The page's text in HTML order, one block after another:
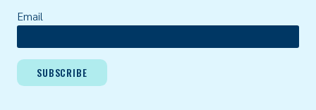
Email